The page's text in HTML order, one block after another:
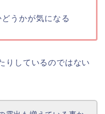
うかが気になる
りしているのではない